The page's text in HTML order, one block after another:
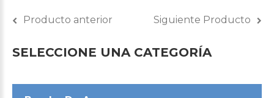
Producto anterior Siguiente Producto
SELECCIONE UNA CATEGORÍA